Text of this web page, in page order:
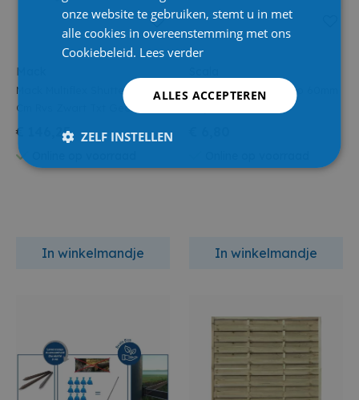
Mack
Mack Multiflex Shutters 220
Cm Rvs Zwart Txt Gecoat
€ 146,25
In winkelmandje
Scala Ronde Paal Eco 60mm
In winkelmandje
onze website te gebruiken, stemt u in met
alle cookies in overeenstemming met ons
Cookiebeleid. Lees verder
ALLES ACCEPTEREN
ZELF INSTELLEN